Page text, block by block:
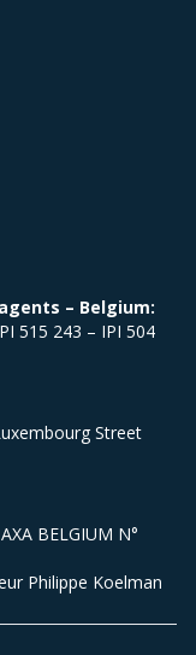
– Belgium:
515 243 – IPI 504
Street
AXA BELGIUM N°
Philippe Koelman